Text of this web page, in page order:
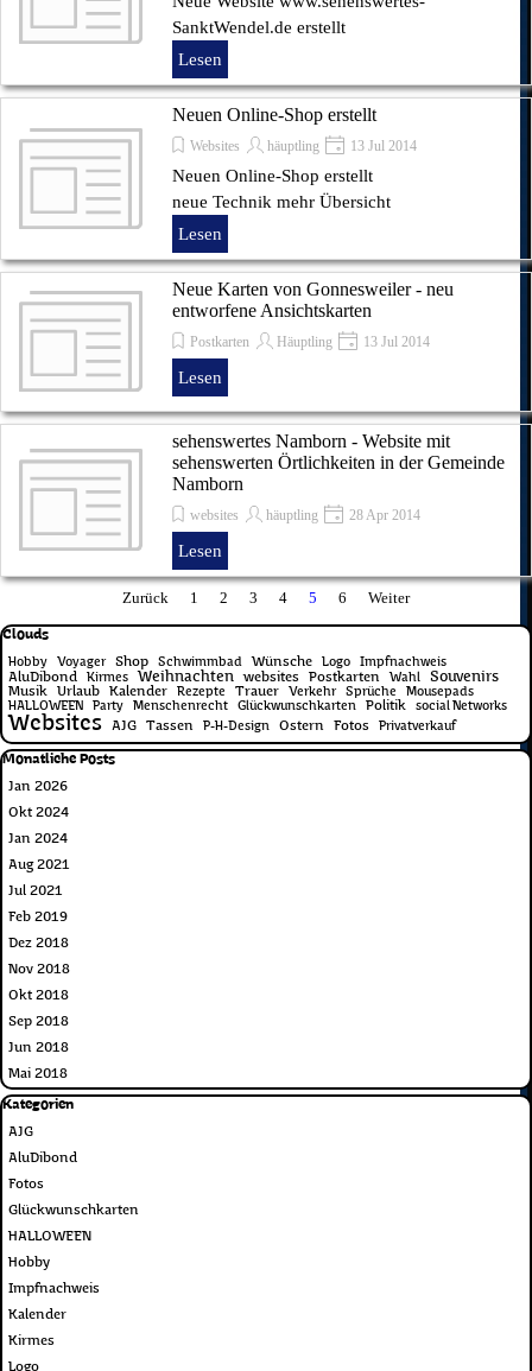
SanktWendel.de erstellt
Lesen
Neuen Online-Shop erstellt
Websites häuptling 13 Jul 2014
Neuen Online-Shop erstellt
neue Technik mehr Übersicht
Lesen
Neue Karten von Gonnesweiler - neu
entworfene Ansichtskarten
Postkarten Häuptling 13 Jul 2014
Lesen
sehenswertes Namborn - Website mit
sehenswerten Örtlichkeiten in der Gemeinde
Namborn
websites häuptling 28 Apr 2014
Lesen
Zurück Gehen Sie zu Seite:
1 Gehen Sie zu Seite:
2 Gehen Sie zu Seite:
3 Gehen Sie zu Seite:
4 Aktuelle Seite:
5 Gehen Sie zu Seite:
6
Weiter
Block überspringen Clouds
Clouds
Hobby Voyager Shop Schwimmbad Wünsche Logo Impfnachweis
AluDibond Kirmes Weihnachten websites Postkarten Wahl Souvenirs
Musik Urlaub Kalender Rezepte Trauer Verkehr Sprüche
Mousepads
HALLOWEEN
Party Menschenrecht Glückwunschkarten Politik social Networks
Websites AJG Tassen P-H-Design Ostern Fotos Privatverkauf
Block überspringen Monatliche Posts
Monatliche Posts
Jan 2026
Okt 2024
Jan 2024
Aug 2021
Jul 2021
Feb 2019
Dez 2018
Nov 2018
Okt 2018
Sep 2018
Jun 2018
Mai 2018
Block überspringen Kategorien
Kategorien
AJG
AluDibond
Fotos
Glückwunschkarten
HALLOWEEN
Hobby
Impfnachweis
Kalender
Kirmes
Logo